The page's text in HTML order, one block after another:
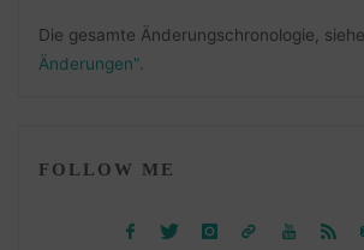
Die gesamte Änderungschronologie, siehe
Änderungen".
FOLLOW ME